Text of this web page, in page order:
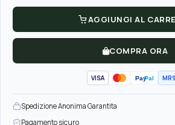
AGGIUNGI AL
COMPRA ORA
VISA PayPal
Spedizione Anonima Garantita
Pagamento sicuro